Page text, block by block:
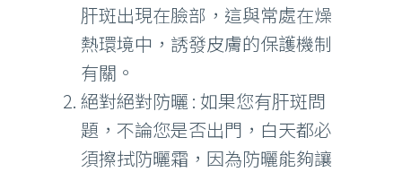
肝斑出現在臉部，這與常處在燥
熱環境中，誘發皮膚的保護機制
有關。
絕對絕對防曬 : 如果您有肝斑問
題，不論您是否出門，白天都必
須擦拭防曬霜，因為防曬能夠讓